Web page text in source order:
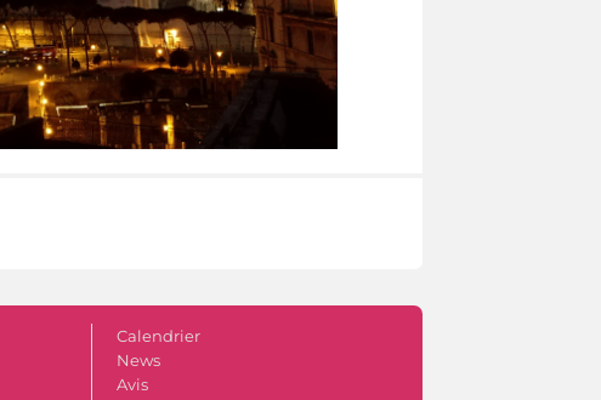
Calendrier
News
Avis